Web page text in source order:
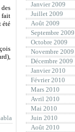
fait
été
Janvier 2009
Juillet 2009
Août 2009
Septembre 2009
Octobre 2009
Novembre 2009
Décembre 2009
Janvier 2010
Février 2010
Mars 2010
Avril 2010
Mai 2010
Juin 2010
Août 2010